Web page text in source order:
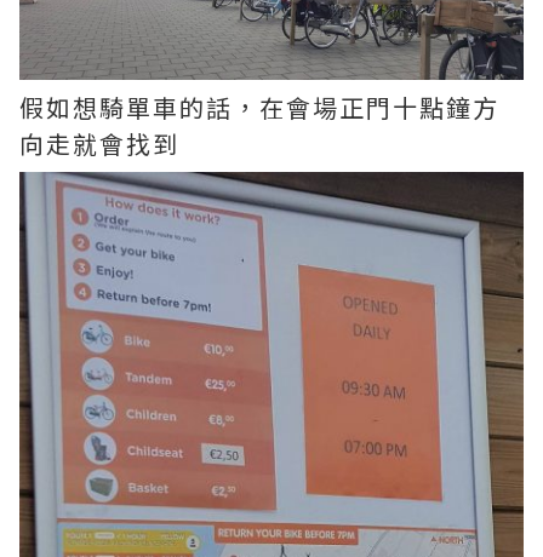
假如想騎單車的話，在會場正門十點鐘方
向走就會找到